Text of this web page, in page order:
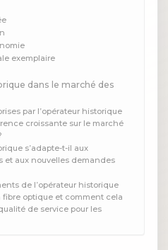
exemplaire
dans le marché des
par l’opérateur historique
croissante sur le marché
s’adapte-t-il aux
et aux nouvelles demandes
de l’opérateur historique
optique et comment cela
de service pour les